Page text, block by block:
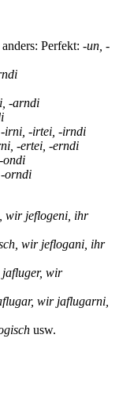
Perfekt: -un, -
-arndi
irni, -irtei, -irndi
-ertei, -erndi
ondi
orndi
wir jeflogeni, ihr
wir jeflogani, ihr
jafluger, wir
wir jaflugarni,
usw.